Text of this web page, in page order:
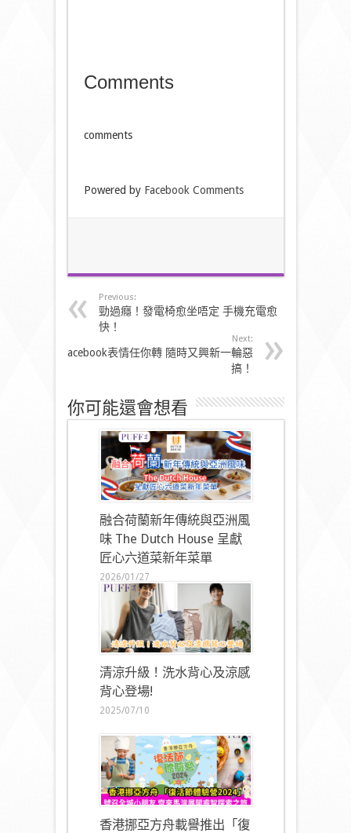
Comments
comments
Powered by Facebook Comments
Previous:
勁過癮！發電椅愈坐唔定 手機充電愈
快！
Next:
Facebook表情任你轉 隨時又興新一輪惡
搞！
你可能還會想看
融合荷蘭新年傳統與亞洲風
味 The Dutch House 呈獻
匠心六道菜新年菜單
2026/01/27
清涼升級！洗水背心及涼感
背心登場!
2025/07/10
香港挪亞方舟載譽推出「復